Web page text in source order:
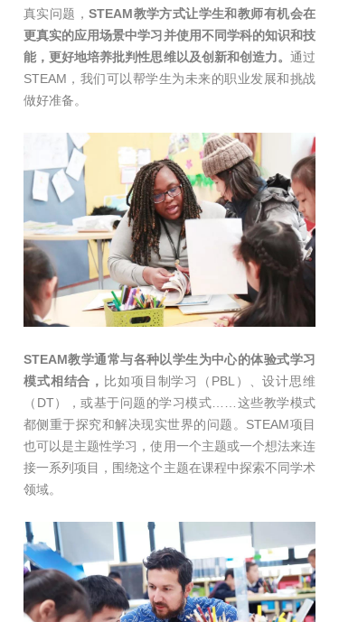
真实问题，STEAM教学方式让学生和教师有机会在
更真实的应用场景中学习并使用不同学科的知识和技
能，更好地培养批判性思维以及创新和创造力。 通过
STEAM，我们可以帮学生为未来的职业发展和挑战
做好准备。
STEAM教学通常与各种以学生为中心的体验式学习
模式相结合， 比如项目制学习（PBL）、设计思维
（DT），或基于问题的学习模式……这些教学模式
都侧重于探究和解决现实世界的问题。STEAM项目
也可以是主题性学习，使用一个主题或一个想法来连
接一系列项目，围绕这个主题在课程中探索不同学术
领域。